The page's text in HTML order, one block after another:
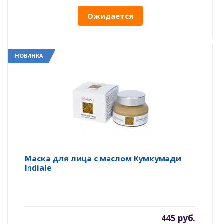
Ожидается
НОВИНКА
Маска для лица с маслом Кумкумади
Indiale
445 руб.